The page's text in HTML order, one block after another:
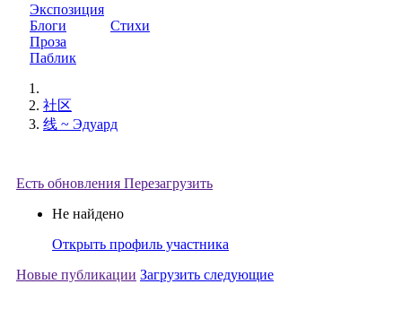
Экспозиция
Блоги
Стихи
Проза
Паблик
社区
线 ~ Эдуард
Есть обновления Перезагрузить
Не найдено
Открыть профиль участника
Новые публикации Загрузить следующие